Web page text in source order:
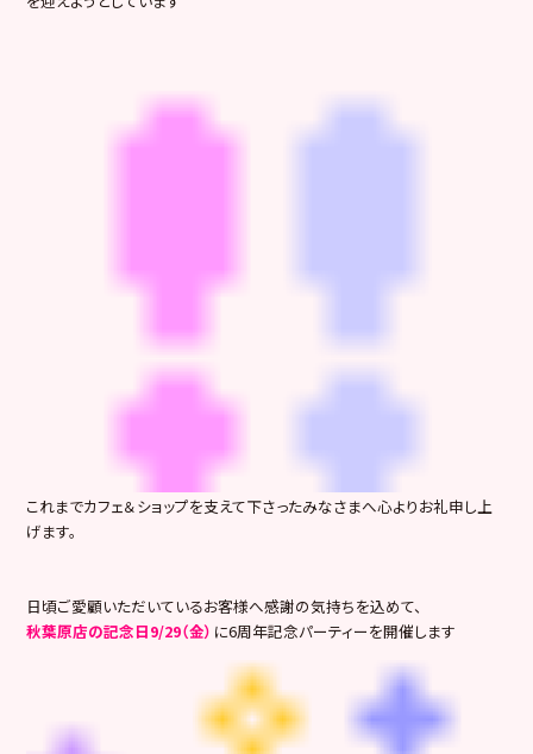
これまでカフェ＆ショップを支えて下さったみなさまへ心よりお礼申し上
げます。
日頃ご愛顧いただいているお客様へ感謝の気持ちを込めて、
秋葉原店の記念日9/29（金） に6周年記念パーティーを開催します